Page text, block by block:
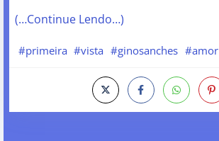
(…Continue Lendo…)
#primeira #vista #ginosanches #amor